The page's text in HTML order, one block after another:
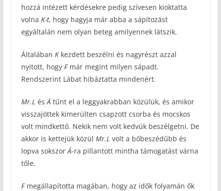
hozzá intézett kérdésekre pedig szívesen kioktatta
volna K-t, hogy hagyja már abba a sápítozást
egyáltalán nem olyan beteg amilyennek látszik.
Általában Kkezdett beszélni és nagyrészt azzal
nyitott, hogy Fmár megint milyen sápadt.
Rendszerint Lábat hibáztatta mindenért.
Mr.L és Átűnt el a leggyakrabban közülük, és amikor
visszajöttek kimerülten csapzott csorba és mocskos
volt mindkettő. Nekik nem volt kedvük beszélgetni. De
akkor is kettejük közül Mr.L volt a bőbeszédűbb és
lopva sokszor Á-ra pillantott mintha támogatást várna
tőle.
F megállapította magában, hogy az idők folyamán ők